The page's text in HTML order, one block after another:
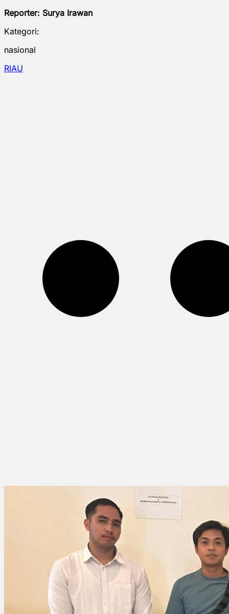
Reporter: Surya Irawan
Kategori:
nasional
RIAU